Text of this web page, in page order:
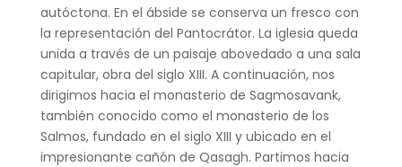
autóctona. En el ábside se conserva un fresco con
la representación del Pantocrátor. La iglesia queda
unida a través de un paisaje abovedado a una sala
capitular, obra del siglo XIII. A continuación, nos
dirigimos hacia el monasterio de Sagmosavank,
también conocido como el monasterio de los
Salmos, fundado en el siglo XIII y ubicado en el
impresionante cañón de Qasagh. Partimos hacia